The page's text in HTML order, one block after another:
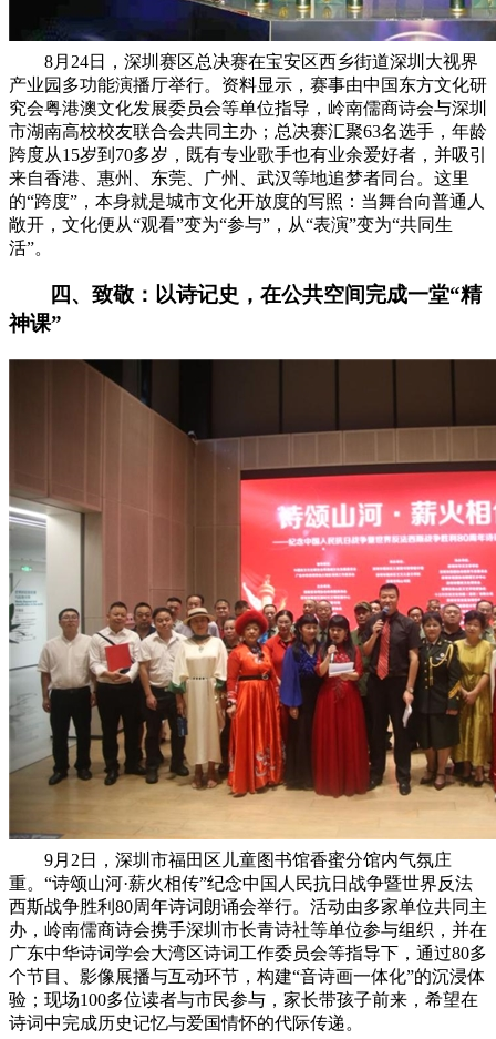
8月24日，深圳赛区总决赛在宝安区西乡街道深圳大视界
产业园多功能演播厅举行。资料显示，赛事由中国东方文化研
究会粤港澳文化发展委员会等单位指导，岭南儒商诗会与深圳
市湖南高校校友联合会共同主办；总决赛汇聚63名选手，年龄
跨度从15岁到70多岁，既有专业歌手也有业余爱好者，并吸引
来自香港、惠州、东莞、广州、武汉等地追梦者同台。这里
的“跨度”，本身就是城市文化开放度的写照：当舞台向普通人
敞开，文化便从“观看”变为“参与”，从“表演”变为“共同生
活”。
四、致敬：以诗记史，在公共空间完成一堂“精
神课”
9月2日，深圳市福田区儿童图书馆香蜜分馆内气氛庄
重。“诗颂山河·薪火相传”纪念中国人民抗日战争暨世界反法
西斯战争胜利80周年诗词朗诵会举行。活动由多家单位共同主
办，岭南儒商诗会携手深圳市长青诗社等单位参与组织，并在
广东中华诗词学会大湾区诗词工作委员会等指导下，通过80多
个节目、影像展播与互动环节，构建“音诗画一体化”的沉浸体
验；现场100多位读者与市民参与，家长带孩子前来，希望在
诗词中完成历史记忆与爱国情怀的代际传递。